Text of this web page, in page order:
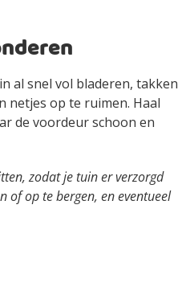
al snel vol bladeren, takken
netjes op te ruimen. Haal
de voordeur schoon en
zodat je tuin er verzorgd
of op te bergen, en eventueel